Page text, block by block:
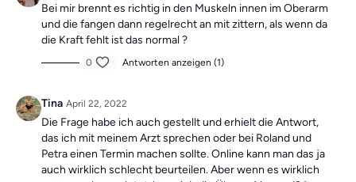
Bei mir brennt es richtig in den Muskeln innen im Oberarm
und die fangen dann regelrecht an mit zittern, als wenn da
die Kraft fehlt ist das normal ?
0 Antworten anzeigen (1)
Tina April 22, 2022
Die Frage habe ich auch gestellt und erhielt die Antwort,
das ich mit meinem Arzt sprechen oder bei Roland und
Petra einen Termin machen sollte. Online kann man das ja
auch wirklich schlecht beurteilen. Aber wenn es wirklich